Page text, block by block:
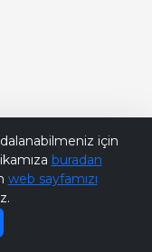
için
buradan
web sayfamızı
Bana Soru Sor | Ask Me